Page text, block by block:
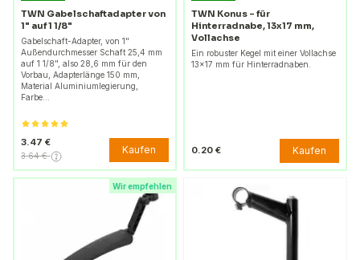
TWN Gabelschaftadapter von
1" auf 1 1/8"
Gabelschaft-Adapter, von 1"
Außendurchmesser Schaft 25,4 mm
auf 1 1/8", also 28,6 mm für den
Vorbau, Adapterlänge 150 mm,
Material Aluminiumlegierung,
Farbe…
3.47 €
3.64 € Kaufen
TWN Konus – für
Hinterradnabe, 13x17 mm,
Vollachse
Ein robuster Kegel mit einer Vollachse
13x17 mm für Hinterradnaben.
0.20 € Kaufen
Wir empfehlen